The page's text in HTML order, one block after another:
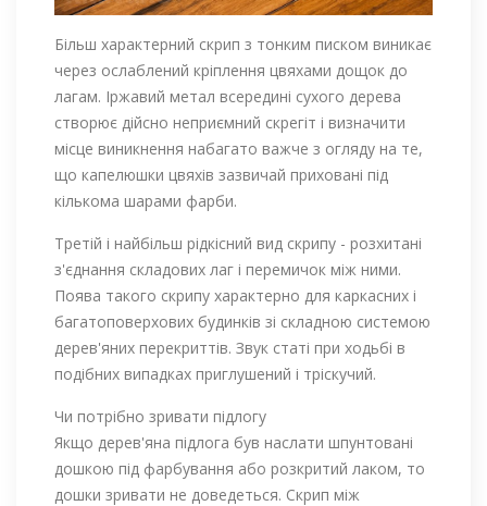
Більш характерний скрип з тонким писком виникає
через ослаблений кріплення цвяхами дощок до
лагам. Іржавий метал всередині сухого дерева
створює дійсно неприємний скрегіт і визначити
місце виникнення набагато важче з огляду на те,
що капелюшки цвяхів зазвичай приховані під
кількома шарами фарби.
Третій і найбільш рідкісний вид скрипу - розхитані
з'єднання складових лаг і перемичок між ними.
Поява такого скрипу характерно для каркасних і
багатоповерхових будинків зі складною системою
дерев'яних перекриттів. Звук статі при ходьбі в
подібних випадках приглушений і тріскучий.
Чи потрібно зривати підлогу
Якщо дерев'яна підлога був наслати шпунтовані
дошкою під фарбування або розкритий лаком, то
дошки зривати не доведеться. Скрип між